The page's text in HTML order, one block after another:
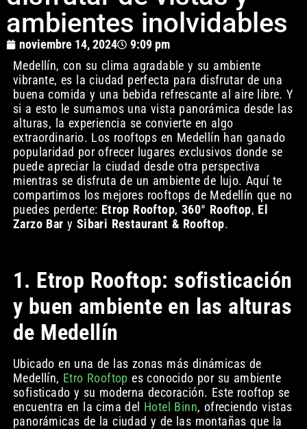
ambientes inolvidables
noviembre 14, 2024
9:09 pm
Medellín, con su clima agradable y su ambiente
vibrante, es la ciudad perfecta para disfrutar de una
buena comida y una bebida refrescante al aire libre. Y
si a esto le sumamos una vista panorámica desde las
alturas, la experiencia se convierte en algo
extraordinario. Los rooftops en Medellín han ganado
popularidad por ofrecer lugares exclusivos donde se
puede apreciar la ciudad desde otra perspectiva
mientras se disfruta de un ambiente de lujo. Aquí te
compartimos los mejores rooftops de Medellín que no
puedes perderte: Etrop Rooftop, 360° Rooftop, El
Zarzo Bar y Sibari Restaurant & Rooftop.
1. Etrop Rooftop: sofisticación
y buen ambiente en las alturas
de Medellín
Ubicado en una de las zonas más dinámicas de
Medellín, Etro Rooftop es conocido por su ambiente
sofisticado y su moderna decoración. Este rooftop se
encuentra en la cima del Hotel Binn, ofreciendo vistas
panorámicas de la ciudad y de las montañas que la